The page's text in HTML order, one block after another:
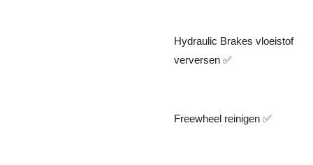
Hydraulic Brakes vloeistof
verversen ✅️
Freewheel reinigen ✅️